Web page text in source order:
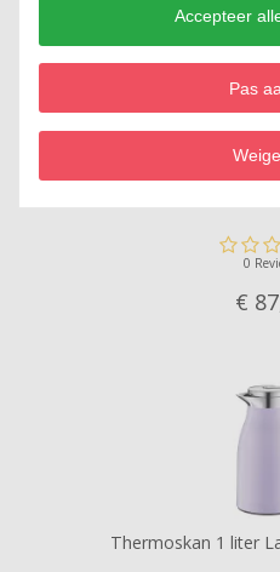
Thermoskan 1,5
0
€
Thermoskan 1 liter
Accepteer
Pas